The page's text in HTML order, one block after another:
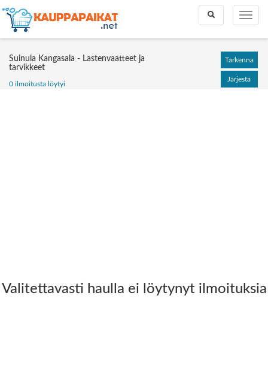
Toggle
Toggle
search
Suinula Kangasala - Lastenvaatteet ja
tarvikkeet
0 ilmoitusta löytyi
Tarkenna
Järjestä
Valitettavasti haulla ei löytynyt ilmoituksia